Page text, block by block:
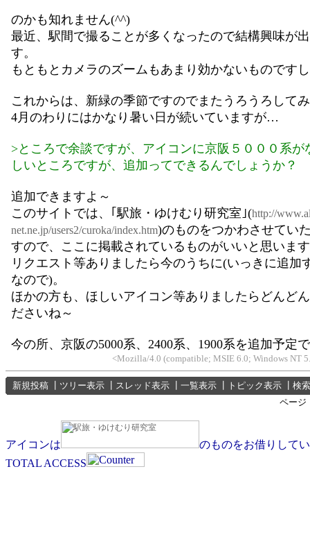
のかも知れません(^^)
最近、駅間で撮ることが多くなったので結構興味が
す。
もともとカメラのズームもあまり効かないものです
これからは、新緑の季節ですのでまたうろうろして
4月のわりにはかなり暑い日が続いていますが…
>ところで余談ですが、アイコンに京阪５０００系が
しいところですが、追加ってできるんでしょうか？
追加できますよ～
このサイトでは、｢駅旅・ゆけむり研究室｣(http://
net.ne.jp/users2/curoka/index.htm)のものをつかわさせてい
すので、ここに掲載されているものがいいと思いま
リクエスト等ありましたら今のうちに(いっきに追加
なので)。
ほかの方も、ほしいアイコン等ありましたらどんど
ださいね～
今の所、京阪の5000系、2400系、1900系を追加予定
<Mozilla/4.0 (compatible; MSIE 6.0; Windows NT
新規投稿 ツリー表示 スレッド表示 一覧表示 トピック表示
検索
ページ
アイコンは
のものをお借りして
TOTAL ACCESS